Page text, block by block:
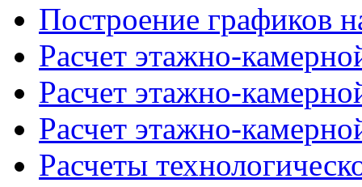
Построение графиков
Расчет этажно-
Расчет этажно-
Расчет этажно-
Расчеты